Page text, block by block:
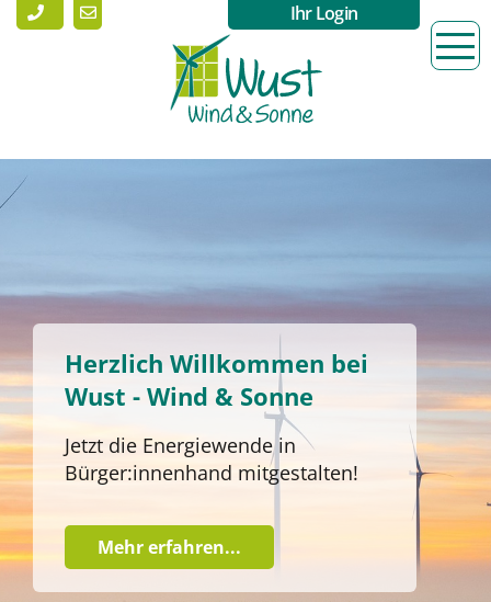
Ihr Login
Herzlich Willkommen bei
Wust - Wind & Sonne
Jetzt die Energiewende in
Bürger:innenhand mitgestalten!
Mehr erfahren...